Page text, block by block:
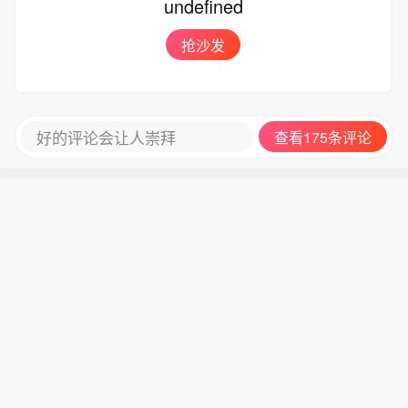
undefined
抢沙发
好的评论会让人崇拜 查看175条评论